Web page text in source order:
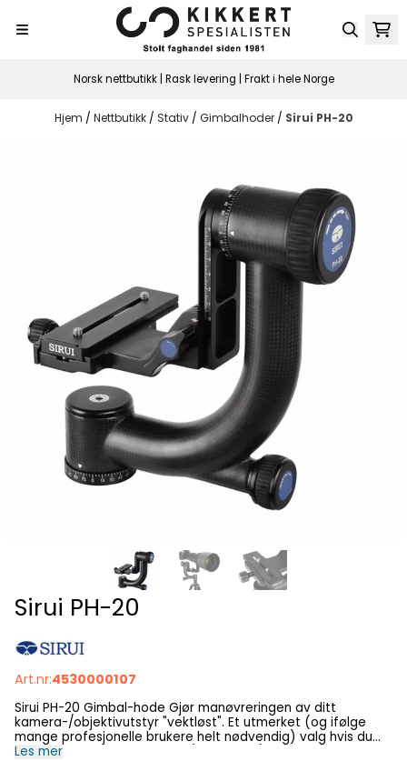
Norsk nettbutikk | Rask levering | Frakt i hele Norge
Hjem / Nettbutikk / Stativ / Gimbalhoder / Sirui PH-20
Sirui PH-20
Art.nr:4530000107
Sirui PH-20 Gimbal-hode Gjør manøvreringen av ditt
kamera-/objektivutstyr "vektløst". Et utmerket (og ifølge
mange profesjonelle brukere helt nødvendig) valg hvis du
fotograferer beveglige mål (fugler etc.) med tunge
Les mer